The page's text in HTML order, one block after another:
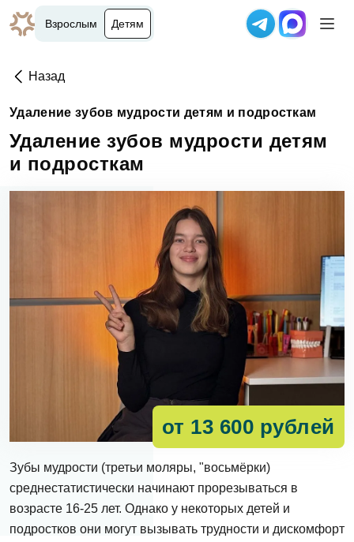
Взрослым Детям
Назад
Удаление зубов мудрости детям
и подросткам
Удаление зубов мудрости детям и подросткам
от 13 600 рублей
Зубы мудрости (третьи моляры, "восьмёрки)
среднестатистически начинают прорезываться в
возрасте 16-25 лет. Однако у некоторых детей и
подростков они могут вызывать трудности и дискомфорт